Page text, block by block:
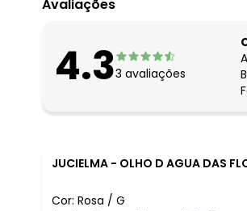
maio/2026
abril/2026
fevereiro/2026
Avaliações
4.33 avaliações
JUCIELMA - OLHO D AGUA DAS
Cor: Rosa / G